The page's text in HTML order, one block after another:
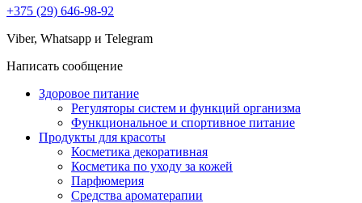
+375 (29) 646-98-92
Viber, Whatsapp и Telegram
Написать сообщение
Здоровое питание
Регуляторы систем и функций организма
Функциональное и спортивное питание
Продукты для красоты
Косметика декоративная
Косметика по уходу за кожей
Парфюмерия
Средства ароматерапии